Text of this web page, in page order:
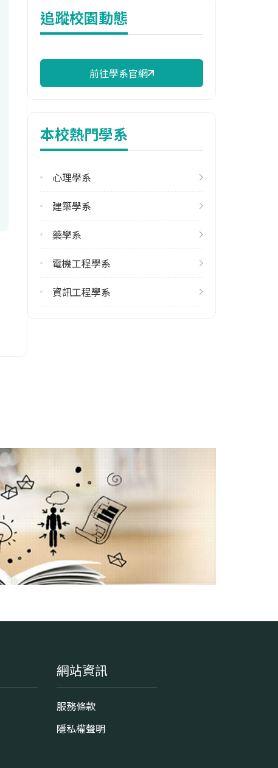
群
17,830 元/學期
114年雜費
114年註冊率
96.72%
113學年度上學期
15
雙主修人數
追蹤校園動態
前往學系官網
本校熱門學系
心理學系
建築學系
藥學系
電機工程學系
資訊工程學系
網站資訊
服務條款
隱私權聲明